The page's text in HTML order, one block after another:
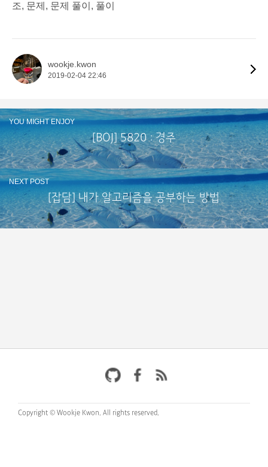
조, 문제, 문제 풀이, 풀이
wookje.kwon
2019-02-04 22:46
[BOJ] 5820 : 경주
YOU MIGHT ENJOY
[잡담] 내가 알고리즘을 공부하는 방법
NEXT POST
Copyright © Wookje Kwon. All rights reserved.